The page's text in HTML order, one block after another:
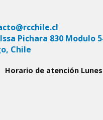
Issa Pichara 830 Modulo
Chile
Horario de atención